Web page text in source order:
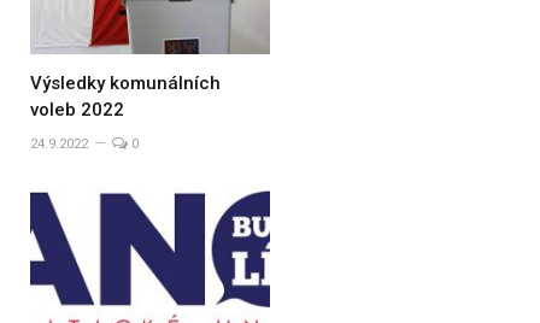
Výsledky komunálních
voleb 2022
24.9.2022 0